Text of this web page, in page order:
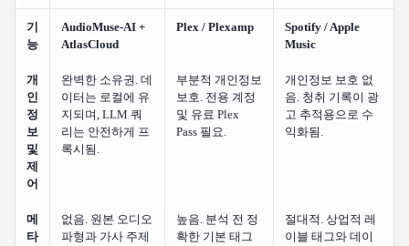
기
능
AudioMuse-AI +
AtlasCloud
Plex / Plexamp
Spotify / Apple
Music
개
인
정
보
및
제
어
완벽한 소유권. 데
이터는 로컬에 유
지되며, LLM 쿼
리는 안전하게 프
록시됨.
부분적 개인정보
보호. 전용 계정
및 유료 Plex
Pass 필요.
개인정보 보호 없
음. 청취 기록이 광
고 추적용으로 수
익화됨.
메
타
없음. 원본 오디오
파형과 가사 주제
높음. 분석 전 정
확한 기본 태그
절대적. 상업적 레
이블 태그와 데이